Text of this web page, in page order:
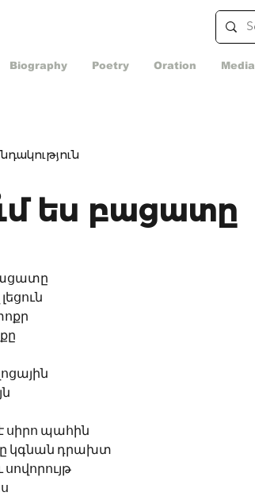
Biography Poetry Oration Media
ես բացատը
սիրո պահին
կգնան դրախտ
սովորույթ